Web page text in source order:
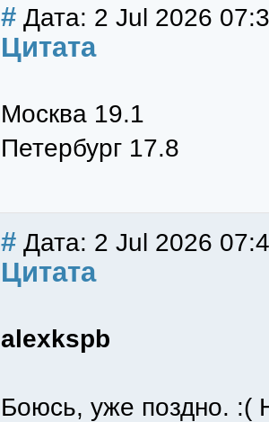
# Дата: 2 Jul 2026
Цитата
Москва 19.1
Петербург 17.8
# Дата: 2 Jul 2026
Цитата
alexkspb
Боюсь, уже поздно. :(